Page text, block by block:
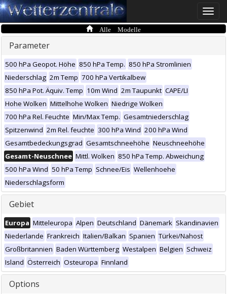
Toggle
Alle Modelle
Parameter
500 hPa Geopot. Höhe 850 hPa Temp. 850 hPa Stromlinien
Niederschlag 2m Temp 700 hPa Vertikalbew
850 hPa Pot. Äquiv. Temp 10m Wind 2m Taupunkt CAPE/LI
Hohe Wolken Mittelhohe Wolken Niedrige Wolken
700 hPa Rel. Feuchte Min/Max Temp. Gesamtniederschlag
Spitzenwind 2m Rel. feuchte 300 hPa Wind 200 hPa Wind
Gesamtbedeckungsgrad Gesamtschneehöhe Neuschneehöhe
Gesamt-Neuschnee Mittl. Wolken 850 hPa Temp. Abweichung
500 hPa Wind 50 hPa Temp Schnee/Eis Wellenhoehe
Niederschlagsform
Gebiet
Europa Mitteleuropa Alpen Deutschland Dänemark Skandinavien
Niederlande Frankreich Italien/Balkan Spanien Türkei/Nahost
Großbritannien Baden Württemberg Westalpen Belgien Schweiz
Island Österreich Osteuropa Finnland
Options